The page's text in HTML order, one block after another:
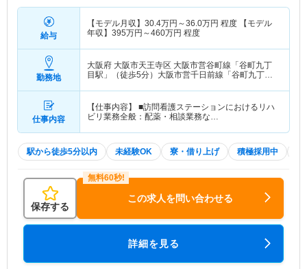
給与
【モデル月収】 30.4万円～36.0万円 程度 【モデル
年収】 395万円～460万円 程度
勤務地
大阪府 大阪市天王寺区 大阪市営谷町線「谷町九丁
目駅」（徒歩5分）大阪市営千日前線「谷町九丁目
仕事内容
【仕事内容】 ■訪問看護ステーションにおけるリハ
ビリ業務全般：配薬・相談業務な…
駅から徒歩5分以内 未経験OK 寮・借り上げ 積極採用中
保存する
この求人を問い合わせる
詳細を見る